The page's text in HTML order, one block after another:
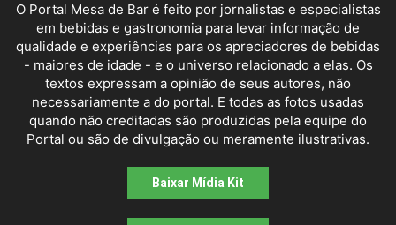
O Portal Mesa de Bar é feito por jornalistas e especialistas
em bebidas e gastronomia para levar informação de
qualidade e experiências para os apreciadores de bebidas
- maiores de idade - e o universo relacionado a elas. Os
textos expressam a opinião de seus autores, não
necessariamente a do portal. E todas as fotos usadas
quando não creditadas são produzidas pela equipe do
Portal ou são de divulgação ou meramente ilustrativas.
Baixar Mídia Kit